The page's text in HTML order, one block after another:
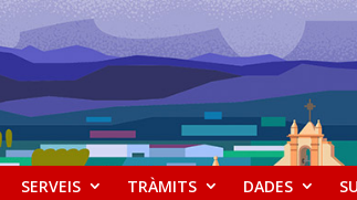
SERVEIS TRÀMITS DADES